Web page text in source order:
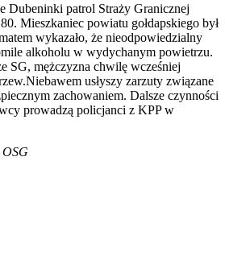
Dubeninki patrol Straży Granicznej
Mieszkaniec powiatu gołdapskiego był
wykazało, że nieodpowiedzialny
alkoholu w wydychanym powietrzu.
SG, mężczyzna chwilę wcześniej
usłyszy zarzuty związane
zachowaniem. Dalsze czynności
prowadzą policjanci z KPP w